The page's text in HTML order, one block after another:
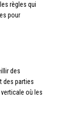
règles qui
pour
des
des parties
où les